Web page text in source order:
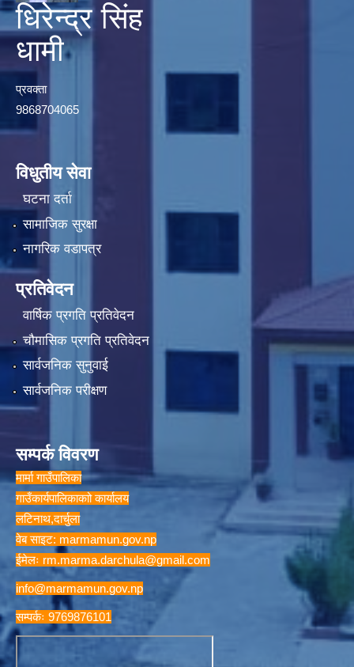
धिरेन्द्र सिंह
धामी
प्रवक्ता
9868704065
विधुतीय सेवा
घटना दर्ता
सामाजिक सुरक्षा
नागरिक वडापत्र
प्रतिवेदन
वार्षिक प्रगति प्रतिवेदन
चौमासिक प्रगति प्रतिवेदन
सार्वजनिक सुनुवाई
सार्वजनिक परीक्षण
सम्पर्क विवरण
मार्मा गाउँपालिका
गाउँकार्यपालिकाकाो कार्यालय
लटिनाथ,दार्चुला
वेब साइट: marmamun.gov.np
ईमेलः rm.marma.darchula@gmail.com
info@marmamun.gov.np
सम्पर्कः 9769876101